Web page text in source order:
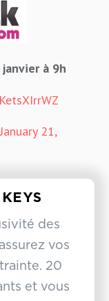
à 9h
January 21,
des
vos
20
et vous